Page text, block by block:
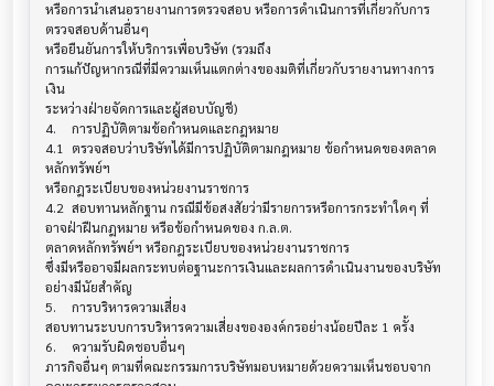
หรือการนำเสนอรายงานการตรวจสอบ หรือการดำเนินการที่เกี่ยวกับการ
ตรวจสอบด้านอื่นๆ
หรือยืนยันการให้บริการเพื่อบริษัท (รวมถึง
การแก้ปัญหากรณีที่มีความเห็นแตกต่างของมติที่เกี่ยวกับรายงานทางการ
เงิน
ระหว่างฝ่ายจัดการและผู้สอบบัญชี)
4.	การปฏิบัติตามข้อกำหนดและกฎหมาย
4.1	ตรวจสอบว่าบริษัทได้มีการปฏิบัติตามกฎหมาย ข้อกำหนดของตลาด
หลักทรัพย์ฯ
หรือกฎระเบียบของหน่วยงานราชการ
4.2	สอบทานหลักฐาน กรณีมีข้อสงสัยว่ามีรายการหรือการกระทำใดๆ ที่
อาจฝ่าฝืนกฎหมาย หรือข้อกำหนดของ ก.ล.ต.
ตลาดหลักทรัพย์ฯ หรือกฎระเบียบของหน่วยงานราชการ
ซึ่งมีหรืออาจมีผลกระทบต่อฐานะการเงินและผลการดำเนินงานของบริษัท
อย่างมีนัยสำคัญ
5.	การบริหารความเสี่ยง
สอบทานระบบการบริหารความเสี่ยงขององค์กรอย่างน้อยปีละ 1 ครั้ง
6.	ความรับผิดชอบอื่นๆ
ภารกิจอื่นๆ ตามที่คณะกรรมการบริษัทมอบหมายด้วยความเห็นชอบจาก